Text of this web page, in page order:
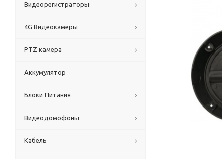
Видеорегистраторы
4G Видеокамеры
PTZ камера
Аккумулятор
Блоки Питания
Видеодомофоны
Кабель